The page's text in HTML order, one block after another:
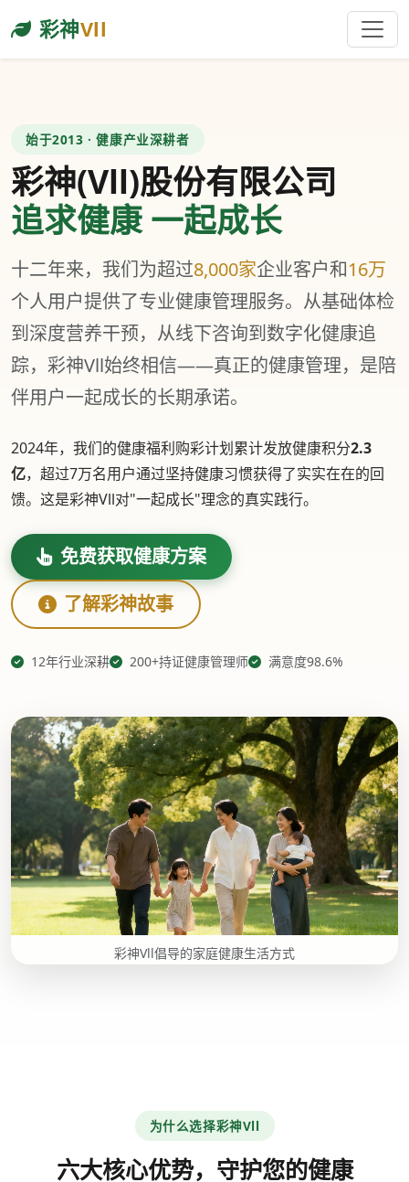
彩神Vll
始于2013 · 健康产业深耕者
彩神(Vll)股份有限公司
追求健康 一起成长
十二年来，我们为超过8,000家企业客户和16万
个人用户提供了专业健康管理服务。从基础体检
到深度营养干预，从线下咨询到数字化健康追
踪，彩神Vll始终相信——真正的健康管理，是陪
伴用户一起成长的长期承诺。
2024年，我们的健康福利购彩计划累计发放健康积分2.3
亿，超过7万名用户通过坚持健康习惯获得了实实在在的回
馈。这是彩神Vll对"一起成长"理念的真实践行。
免费获取健康方案
了解彩神故事
12年行业深耕 200+持证健康管理师 满意度98.6%
彩神Vll倡导的家庭健康生活方式
为什么选择彩神Vll
六大核心优势，守护您的健康